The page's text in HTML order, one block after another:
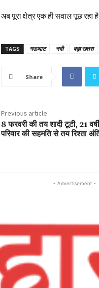
अब पूरा क्षेत्र एक ही सवाल पूछ रहा
TAGS गऊघाट नदी बढ़ा खतरा
Share
Previous article
8 फरवरी की तय शादी टूटी, 21
परिवार की सहमति से तय रिश्ता
- Advertisement -